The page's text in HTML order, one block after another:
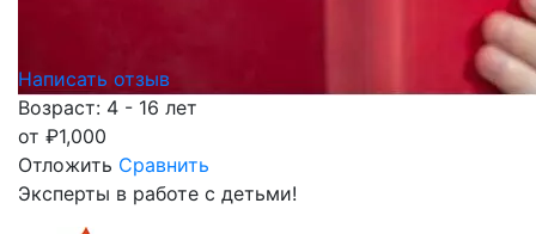
Написать отзыв
Возраст: 4 - 16 лет
от ₽1,000
Отложить Сравнить
Эксперты в работе с детьми!